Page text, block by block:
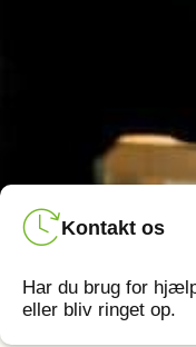
Kontakt os
Har du brug for
eller bliv ringet op.